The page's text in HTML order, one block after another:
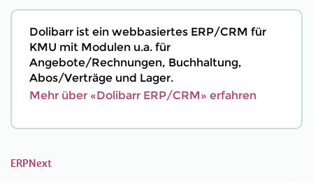
Dolibarr ist ein webbasiertes ERP/CRM für
KMU mit Modulen u.a. für
Angebote/Rechnungen, Buchhaltung,
Abos/Verträge und Lager.
Mehr über «Dolibarr ERP/CRM» erfahren
ERPNext